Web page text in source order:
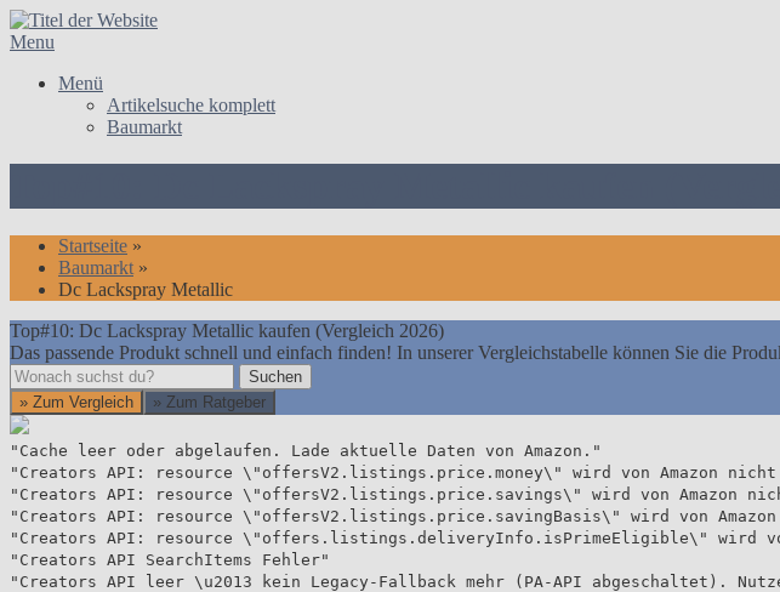
Skip
to
Menu
Menü
Artikelsuche komplett
Baumarkt
Startseite »
Baumarkt »
Dc Lackspray Metallic
Top#10: Dc Lackspray Metallic kaufen (Vergleich 2026)
Das passende Produkt schnell und einfach finden! In unserer Vergleichstabelle können Sie die
Suchen
Suchen
» Zum Vergleich
» Zum Ratgeber
"Cache leer oder abgelaufen. Lade aktuelle Daten von Amazon."
"Creators API: resource \"offersV2.listings.price.money\" wird von Amazon
"Creators API: resource \"offersV2.listings.price.savings\" wird von Amazon
"Creators API: resource \"offersV2.listings.price.savingBasis\" wird von
"Creators API: resource \"offers.listings.deliveryInfo.isPrimeEligible\" wird
"Creators API SearchItems Fehler"
"Creators API leer \u2013 kein Legacy-Fallback mehr (PA-API abgeschaltet).